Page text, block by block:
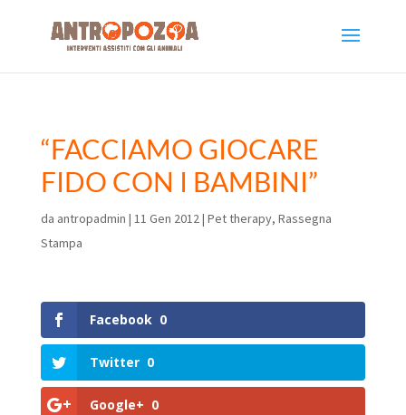
“FACCIAMO GIOCARE
FIDO CON I BAMBINI”
da antropadmin | 11 Gen 2012| Pet therapy, Rassegna
Stampa
Facebook 0
Twitter 0
Google+ 0